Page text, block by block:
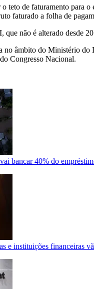
o teto de faturamento
faturado a folha de
não é alterado desde
no âmbito do Ministério
Congresso Nacional.
bancar 40% do
e instituições financeiras